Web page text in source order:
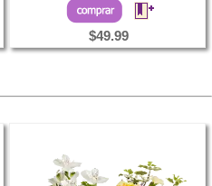
$49.99